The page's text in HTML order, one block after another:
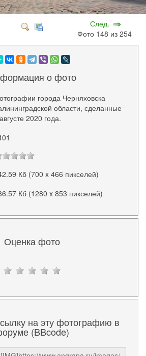
След.
Фото 148 из 254
о фото
города Черняховска
области, сделанные
2020 года.
Кб (700 x 466 пикселей)
Кб (1280 x 853 пикселей)
Оценка фото
на эту фотографию в
(BBcode)